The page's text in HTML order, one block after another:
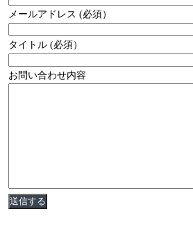
メールアドレス (必須）
タイトル (必須）
お問い合わせ内容